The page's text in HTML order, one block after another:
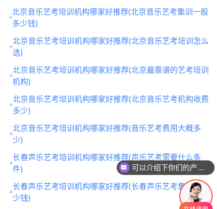
北京音乐艺考培训机构哪家好推荐(北京音乐艺考集训一般
多少钱)
北京音乐艺考培训机构哪家好推荐(北京音乐艺考培训怎么
选)
北京音乐艺考培训机构哪家好推荐(北京最靠谱的艺考培训
机构)
北京音乐艺考培训机构哪家好推荐(北京音乐艺考机构收费
多少)
北京音乐艺考培训机构哪家好推荐(音乐艺考费用大概多
少)
长春声乐艺考培训机构哪家好推荐(声乐艺考需要什么条
件)
长春声乐艺考培训机构哪家好推荐(长春声乐艺考集训要多
少钱)
可以介绍下你们的产品么